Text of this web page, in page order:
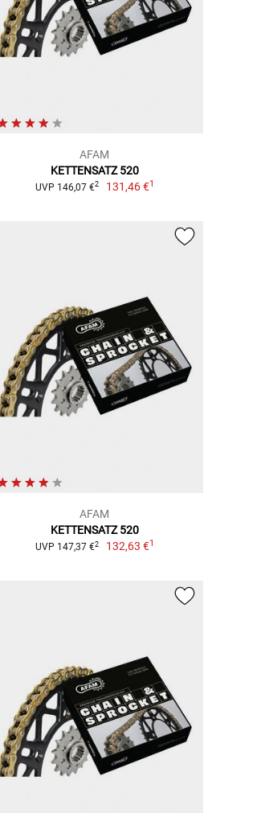
AFAM
KETTENSATZ 520
UVP 146,07 €2 131,46 €1
AFAM
KETTENSATZ 520
UVP 147,37 €2 132,63 €1